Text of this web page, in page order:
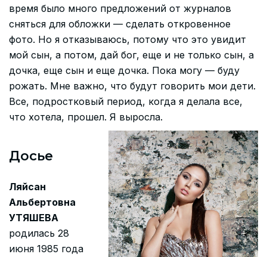
время было много предложений от журналов
сняться для обложки — сделать откровенное
фото. Но я отказываюсь, потому что это увидит
мой сын, а потом, дай бог, еще и не только сын, а
дочка, еще сын и еще дочка. Пока могу — буду
рожать. Мне важно, что будут говорить мои дети.
Все, подростковый период, когда я делала все,
что хотела, прошел. Я выросла.
Досье
Ляйсан
Альбертовна
УТЯШЕВА
родилась 28
июня 1985 года